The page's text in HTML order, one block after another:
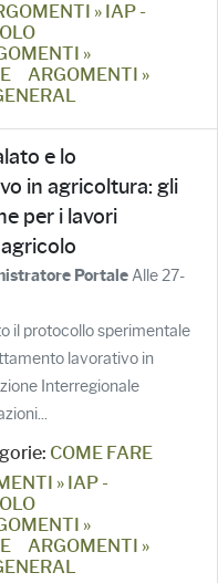
» IAP -
»
ARGOMENTI »
e lo
in agricoltura: gli
per i lavori
PortaleAlle 27-
il protocollo sperimentale
lavorativo in
Interregionale
COME FARE
» IAP -
»
ARGOMENTI »